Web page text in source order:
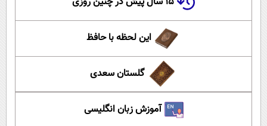
این لحظه با حافظ
گلستان سعدی
آموزش زبان انگلیسی